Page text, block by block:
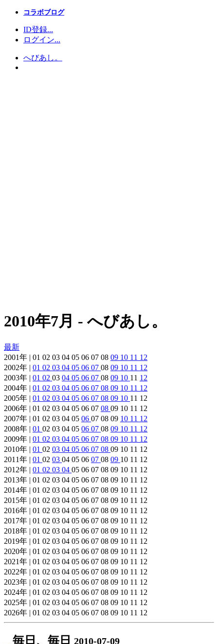
コラボブログ
ID登録...
ログイン...
へびあし。
2010年7月 - へびあし。
最新
2001年 | 01 02 03 04 05 06 07 08 09 10 11 12
2002年 | 01 02 03 04 05 06 07 08 09 10 11 12
2003年 | 01 02 03 04 05 06 07 08 09 10 11 12
2004年 | 01 02 03 04 05 06 07 08 09 10 11 12
2005年 | 01 02 03 04 05 06 07 08 09 10 11 12
2006年 | 01 02 03 04 05 06 07 08 09 10 11 12
2007年 | 01 02 03 04 05 06 07 08 09 10 11 12
2008年 | 01 02 03 04 05 06 07 08 09 10 11 12
2009年 | 01 02 03 04 05 06 07 08 09 10 11 12
2010年 | 01 02 03 04 05 06 07 08 09 10 11 12
2011年 | 01 02 03 04 05 06 07 08 09 10 11 12
2012年 | 01 02 03 04 05 06 07 08 09 10 11 12
2013年 | 01 02 03 04 05 06 07 08 09 10 11 12
2014年 | 01 02 03 04 05 06 07 08 09 10 11 12
2015年 | 01 02 03 04 05 06 07 08 09 10 11 12
2016年 | 01 02 03 04 05 06 07 08 09 10 11 12
2017年 | 01 02 03 04 05 06 07 08 09 10 11 12
2018年 | 01 02 03 04 05 06 07 08 09 10 11 12
2019年 | 01 02 03 04 05 06 07 08 09 10 11 12
2020年 | 01 02 03 04 05 06 07 08 09 10 11 12
2021年 | 01 02 03 04 05 06 07 08 09 10 11 12
2022年 | 01 02 03 04 05 06 07 08 09 10 11 12
2023年 | 01 02 03 04 05 06 07 08 09 10 11 12
2024年 | 01 02 03 04 05 06 07 08 09 10 11 12
2025年 | 01 02 03 04 05 06 07 08 09 10 11 12
2026年 | 01 02 03 04 05 06 07 08 09 10 11 12
毎日、毎日 2010-07-09